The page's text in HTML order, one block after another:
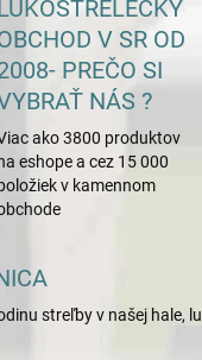
V SR OD
PREČO SI
NÁS ?
ako 3800 produktov
eshope a cez 15 000
v kamennom
streľby v našej hale,